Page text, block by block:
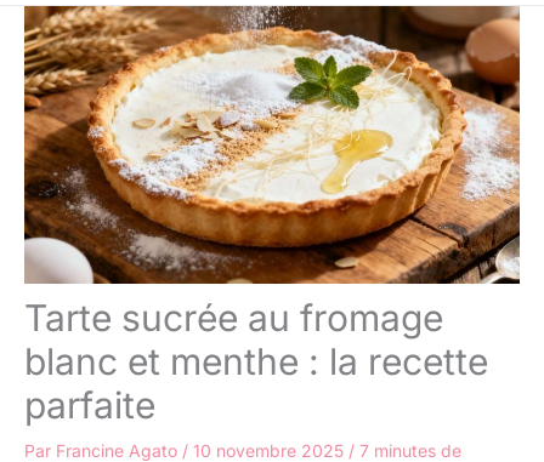
Tarte sucrée au fromage
blanc et menthe : la recette
parfaite
Par Francine Agato / 10 novembre 2025 / 7 minutes de